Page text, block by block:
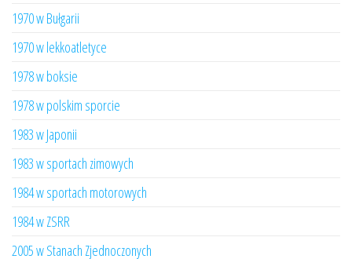
1970 w Bułgarii
1970 w lekkoatletyce
1978 w boksie
1978 w polskim sporcie
1983 w Japonii
1983 w sportach zimowych
1984 w sportach motorowych
1984 w ZSRR
2005 w Stanach Zjednoczonych